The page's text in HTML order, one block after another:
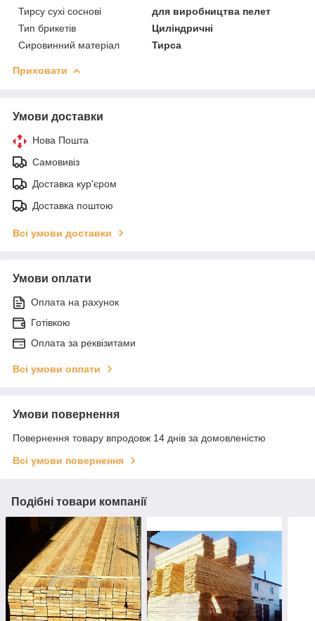
Тирсу сухі соснові
для виробництва пелет
Тип брикетів
Циліндричні
Сировинний матеріал
Тирса
Приховати
Умови доставки
Нова Пошта
Самовивіз
Доставка кур'єром
Доставка поштою
Всі умови доставки
Умови оплати
Оплата на рахунок
Готівкою
Оплата за реквізитами
Всі умови оплати
Умови повернення
Повернення товару впродовж 14 днів за домовленістю
Всі умови повернення
Подібні товари компанії